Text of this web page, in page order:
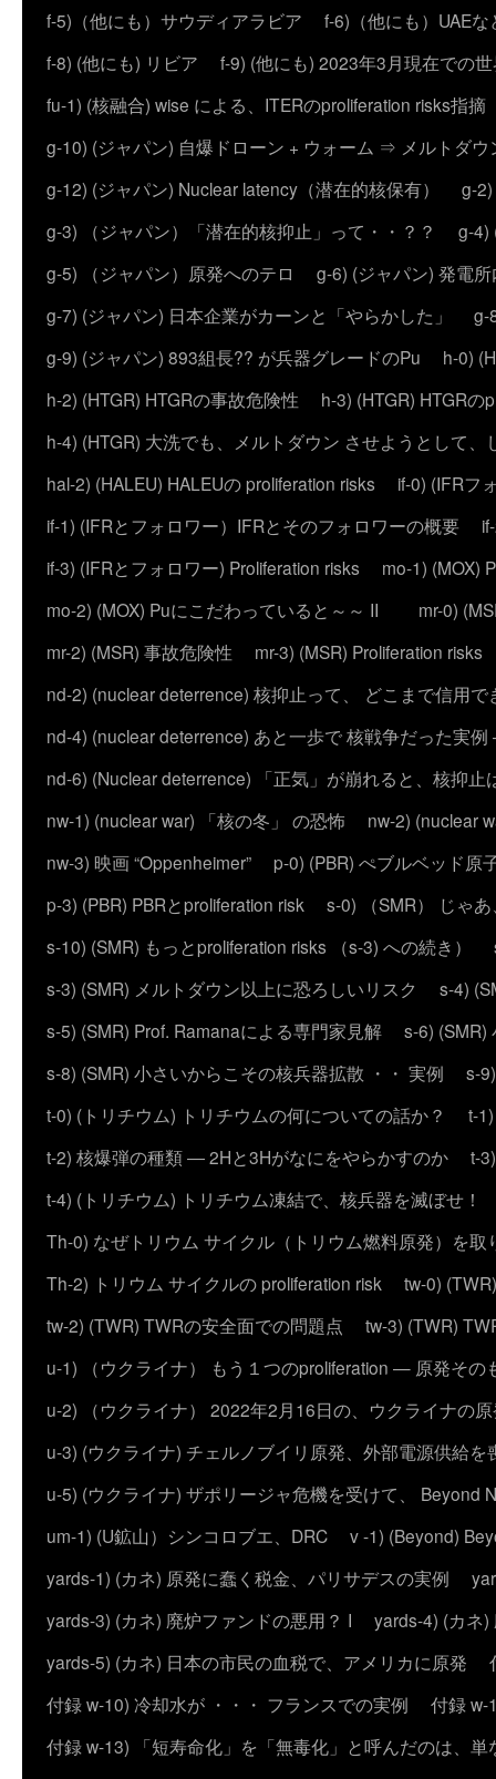
f-5)（他にも）サウディアラビア
f-6)（他にも）UAEな
f-8) (他にも) リビア
f-9) (他にも) 2023年3月現在での
fu-1) (核融合) wise による、ITERのproliferation risks指摘
g-10) (ジャパン) 自爆ドローン + ウォーム ⇒ メルトダウ
g-12) (ジャパン) Nuclear latency（潜在的核保有）
g-
g-3) （ジャパン）「潜在的核抑止」って・・？？
g-4)
g-5) （ジャパン）原発へのテロ
g-6) (ジャパン) 発電
g-7) (ジャパン) 日本企業がカーンと「やらかした」
g-
g-9) (ジャパン) 893組長?? が兵器グレードのPu
h-0)
h-2) (HTGR) HTGRの事故危険性
h-3) (HTGR) HTGRの
h-4) (HTGR) 大洗でも、メルトダウン させようとして、
hal-2) (HALEU) HALEUの proliferation risks
if-0) (IFRフ
if-1) (IFRとフォロワー）IFRとそのフォロワーの概要
if-3) (IFRとフォロワー) Proliferation risks
mo-1) (MOX)
mo-2) (MOX) Puにこだわっていると～～ II
mr-0)
mr-2) (MSR) 事故危険性
mr-3) (MSR) Proliferation risks
nd-2) (nuclear deterrence) 核抑止って、 どこまで信用で
nd-4) (nuclear deterrence) あと一歩で 核戦争だった実例
nd-6) (Nuclear deterrence) 「正気」が崩れると、核抑止
nw-1) (nuclear war) 「核の冬」 の恐怖
nw-2) (nuclear
nw-3) 映画 “Oppenheimer”
p-0) (PBR) ぺブルベッド原
p-3) (PBR) PBRとproliferation risk
s-0) （SMR） じゃ
s-10) (SMR) もっとproliferation risks （s-3) への続き）
s-3) (SMR) メルトダウン以上に恐ろしいリスク
s-4)
s-5) (SMR) Prof. Ramanaによる専門家見解
s-6) (SMR)
s-8) (SMR) 小さいからこその核兵器拡散 ・・ 実例
s-
t-0) (トリチウム) トリチウムの何についての話か？
t-
t-2) 核爆弾の種類 ― 2Hと3Hがなにをやらかすのか
t-
t-4) (トリチウム) トリチウム凍結で、核兵器を滅ぼせ！
Th-0) なぜトリウム サイクル（トリウム燃料原発）を取
Th-2) トリウム サイクルの proliferation risk
tw-0)
tw-2) (TWR) TWRの安全面での問題点
tw-3) (TWR)
u-1) （ウクライナ） もう１つのproliferation — 原発その
u-2) （ウクライナ） 2022年2月16日の、ウクライナの
u-3) (ウクライナ) チェルノブイリ原発、外部電源供給を
u-5) (ウクライナ) ザポリージャ危機を受けて、 Beyond
um-1) (U鉱山）シンコロブエ、DRC
v -1) (Beyond)
yards-1) (カネ) 原発に蠢く税金、パリサデスの実例
yards-3) (カネ) 廃炉ファンドの悪用？ I
yards-4) (カネ
yards-5) (カネ) 日本の市民の血税で、アメリカに原発
付録 w-10) 冷却水が ・・・ フランスでの実例
付録 w-
付録 w-13) 「短寿命化」を「無毒化」と呼んだのは、